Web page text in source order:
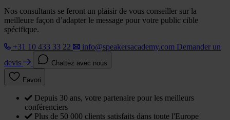
Nos consultants se feront un plaisir de vous conseiller sur la
meilleure façon d’adapter le message pour votre public cible
spécifique.
+31 10 433 33 22
info@speakersacademy.com Demander un
devis
Chattez avec nous
Favori
Depuis 30 ans, votre partenaire pour les meilleurs
conférenciers
Plus de 50 000 clients satisfaits dans toute l'Europe